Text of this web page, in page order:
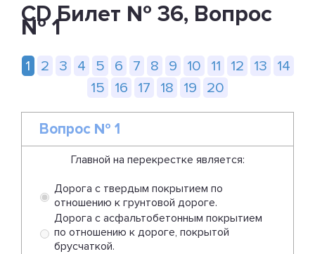
CD Билет № 36, Вопрос
№ 1
1 2 3 4 5 6 7 8 9 10 11 12 13
14
15
16 17 18 19 20
Вопрос № 1
Главной на перекрестке является:
Дорога с твердым покрытием по
отношению к грунтовой дороге.
Дорога с асфальтобетонным покрытием
по отношению к дороге, покрытой
брусчаткой.